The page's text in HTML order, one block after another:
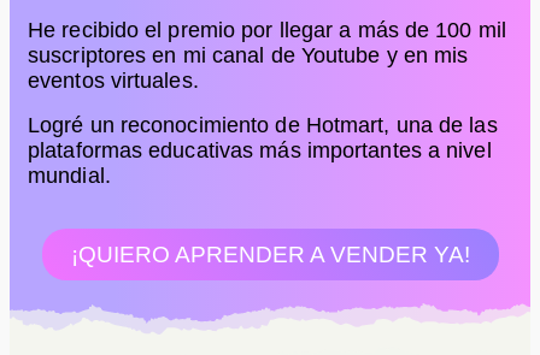
He recibido el premio por llegar a más de 100 mil
suscriptores en mi canal de Youtube y en mis
eventos virtuales.
Logré un reconocimiento de Hotmart, una de las
plataformas educativas más importantes a nivel
mundial.
¡QUIERO APRENDER A VENDER YA!